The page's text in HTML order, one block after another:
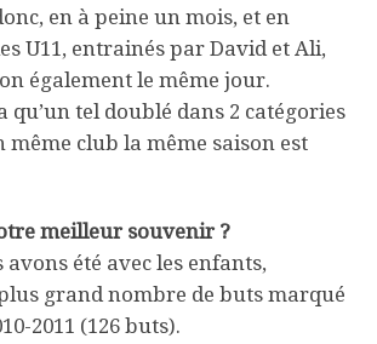
en à peine un mois, et en
U11, entrainés par David et Ali,
également le même jour.
qu’un tel doublé dans 2 catégories
même club la même saison est
meilleur souvenir ?
avons été avec les enfants,
grand nombre de buts marqué
2011 (126 buts).